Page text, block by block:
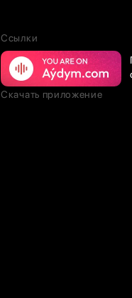
Ссылки
Скачать приложение